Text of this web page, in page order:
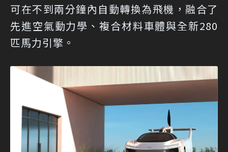
可在不到兩分鐘內自動轉換為飛機，融合了
先進空氣動力學、複合材料車體與全新280
匹馬力引擎。